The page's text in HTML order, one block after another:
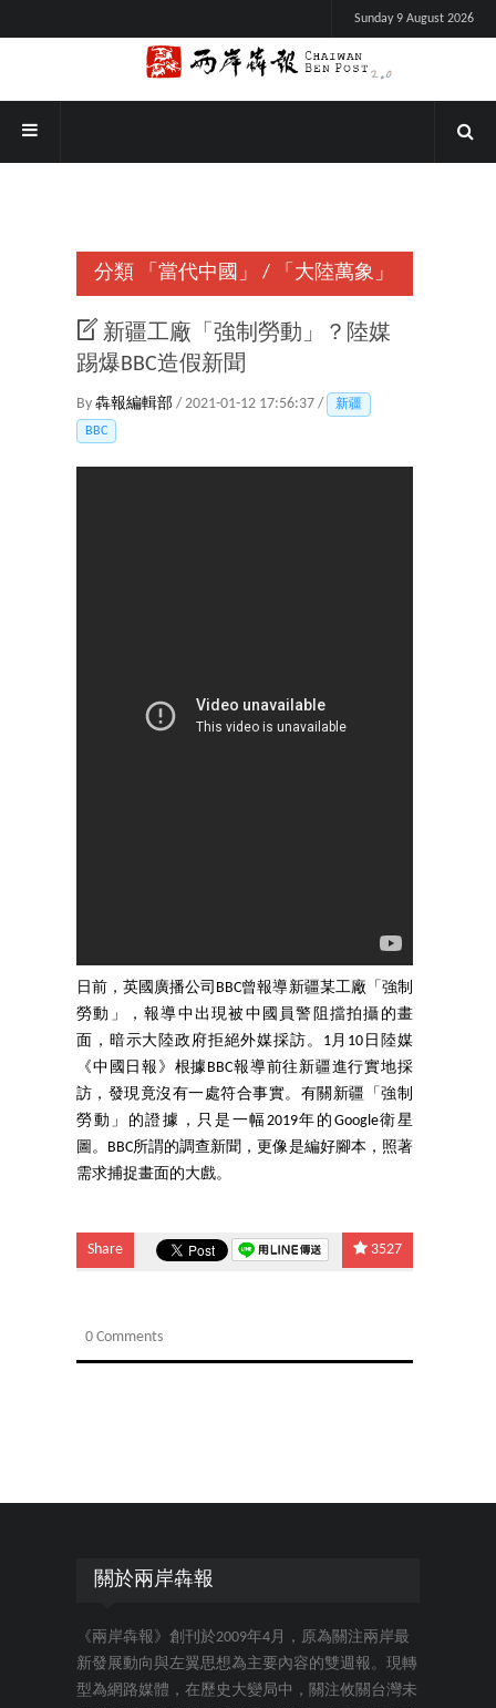
Sunday 9 August 2026
分類 「當代中國」 / 「大陸萬象」
新疆工廠「強制勞動」？陸媒
踢爆BBC造假新聞
By 犇報編輯部 / 2021-01-12 17:56:37 /
新疆
BBC
日前，英國廣播公司BBC曾報導新疆某工廠「強制
勞動」，報導中出現被中國員警阻擋拍攝的畫
面，暗示大陸政府拒絕外媒採訪。1月10日陸媒
《中國日報》根據BBC報導前往新疆進行實地採
訪，發現竟沒有一處符合事實。有關新疆「強制
勞動」的證據，只是一幅2019年的Google衛星
圖。BBC所謂的調查新聞，更像是編好腳本，照著
需求捕捉畫面的大戲。
Share 3527
0 Comments
關於兩岸犇報
《兩岸犇報》創刊於2009年4月，原為關注兩岸最
新發展動向與左翼思想為主要內容的雙週報。現轉
型為網路媒體，在歷史大變局中，關注攸關台灣未